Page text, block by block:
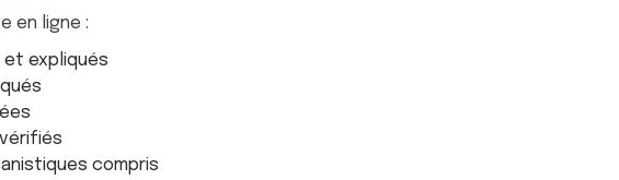
en ligne :
expliqués
compris